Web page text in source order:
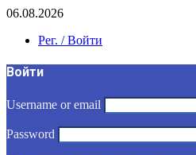
06.08.2026
Рег. / Войти
Войти
Username or email
Password